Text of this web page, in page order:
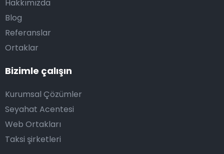
Hakkımızda
Blog
Referanslar
Ortaklar
Bizimle çalışın
Kurumsal Çözümler
Seyahat Acentesi
Web Ortakları
Taksi şirketleri